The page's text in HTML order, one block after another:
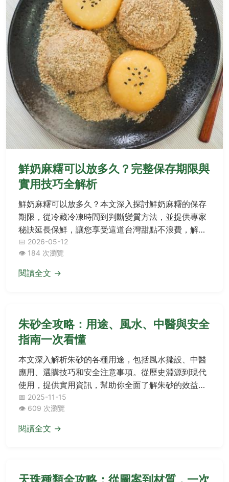
鮮奶麻糬可以放多久？完整保存期限與
實用技巧全解析
鮮奶麻糬可以放多久？本文深入探討鮮奶麻糬的保存
期限，從冷藏冷凍時間到判斷變質方法，並提供專家
秘訣延長保鮮，讓您享受這道台灣甜點不浪費，解決
所有保存疑慮。
📅 2026-05-12
👁️ 184 次瀏覽
閱讀全文 →
朱砂全攻略：用途、風水、中醫與安全
指南一次看懂
本文深入解析朱砂的各種用途，包括風水擺設、中醫
應用、選購技巧和安全注意事項。從歷史淵源到現代
使用，提供實用資訊，幫助你全面了解朱砂的效益與
風險。無論是文化愛好者還是實用主義者，都能找到
所需答案。
📅 2025-11-15